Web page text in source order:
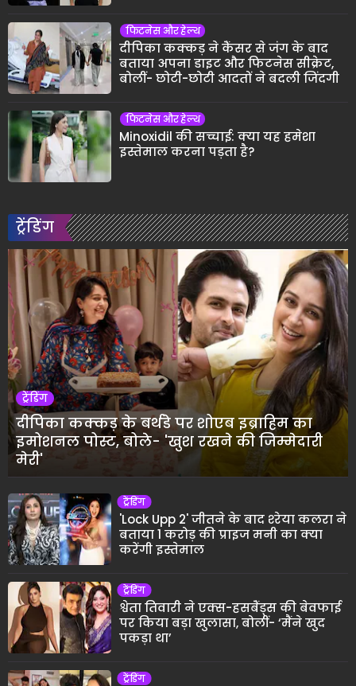
फिटनेस और हेल्थ
दीपिका कक्कड़ ने कैंसर से जंग के बाद
बताया अपना डाइट और फिटनेस सीक्रेट,
बोलीं- छोटी-छोटी आदतों ने बदली जिंदगी
फिटनेस और हेल्थ
Minoxidil की सच्चाई: क्या यह हमेशा
इस्तेमाल करना पड़ता है?
ट्रेंडिंग
ट्रेंडिंग
दीपिका कक्कड़ के बर्थडे पर शोएब इब्राहिम का
इमोशनल पोस्ट, बोले- 'खुश रखने की जिम्मेदारी
मेरी'
ट्रेंडिंग
'Lock Upp 2' जीतने के बाद श्‍रेया कलरा ने
बताया 1 करोड़ की प्राइज मनी का क्या
करेंगी इस्तेमाल
ट्रेंडिंग
श्वेता तिवारी ने एक्स-हसबैंड्स की बेवफाई
पर किया बड़ा खुलासा, बोलीं- ‘मैंने खुद
पकड़ा था’
ट्रेंडिंग